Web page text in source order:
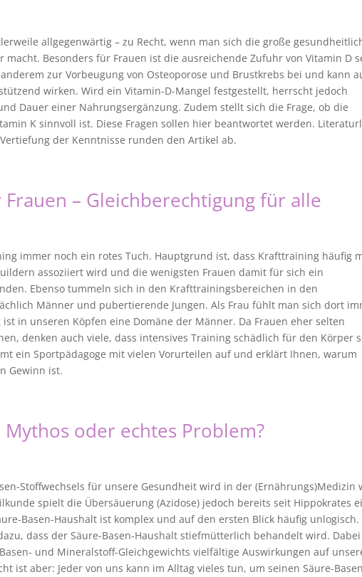
allgegenwärtig – zu Recht, wenn man sich die große
macht. Besonders für Frauen ist die ausreichende Zufuhr von Vitamin D
zur Vorbeugung von Osteoporose und Brustkrebs bei und kann
wirken. Wird ein Vitamin-D-Mangel festgestellt, herrscht jedoch
Dauer einer Nahrungsergänzung. Zudem stellt sich die Frage, ob die
K sinnvoll ist. Diese Fragen sollen hier beantwortet werden.
der Kenntnisse runden den Artikel ab.
– Gleichberechtigung für alle
immer noch ein rotes Tuch. Hauptgrund ist, dass Krafttraining häufig
assoziiert wird und die wenigsten Frauen damit für sich ein
Ebenso tummeln sich in den Krafttrainingsbereichen in den
Männer und pubertierende Jungen. Als Frau fühlt man sich dort
in unseren Köpfen eine Domäne der Männer. Da Frauen eher selten
denken auch viele, dass intensives Training schädlich für den Körper
ein Sportpädagoge mit vielen Vorurteilen auf und erklärt Ihnen, warum
Gewinn ist.
oder echtes Problem?
Stoffwechsels für unsere Gesundheit wird in der (Ernährungs)Medizin
spielt die Übersäuerung (Azidose) jedoch bereits seit Hippokrates
Basen-Haushalt ist komplex und auf den ersten Blick häufig unlogisch.
dass der Säure-Basen-Haushalt stiefmütterlich behandelt wird. Dabei
und Mineralstoff-Gleichgewichts vielfältige Auswirkungen auf
ist aber: Jeder von uns kann im Alltag vieles tun, um seinen Säure-